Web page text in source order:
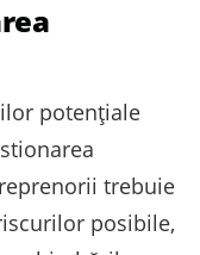
potențiale
trebuie
posibile,